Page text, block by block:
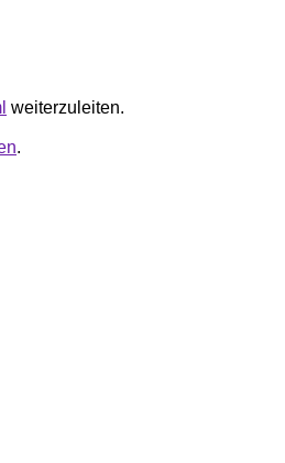
weiterzuleiten.
.